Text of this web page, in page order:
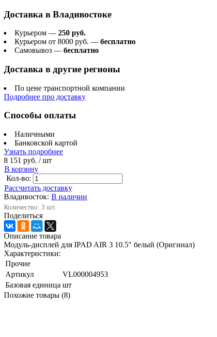
Доставка в Владивостоке
Курьером — 250 руб.
Курьером от 8000 руб. — бесплатно
Самовывоз — бесплатно
Доставка в другие регионы
По цене транспортной компании
Подробнее про доставку
Способы оплаты
Наличными
Банковской картой
Узнать подробнее
8 151 руб. / шт
В корзину
Кол-во:
Рассчитать доставку
Владивосток: В наличии
Количество: 3 шт.
Поделиться
Описание товара
Модуль-дисплей для IPAD AIR 3 10.5" белый (Оригинал)
Характеристики:
Прочие
Артикул
VL000004953
Базовая единица шт
Похожие товары (8)